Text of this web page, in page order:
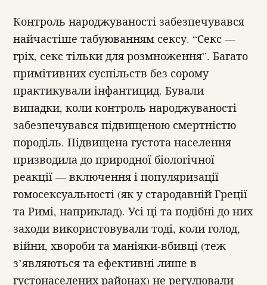
Контроль народжуваності забезпечувався
найчастіше табуюванням сексу. “Секс —
гріх, секс тільки для розмноження”. Багато
примітивних суспільств без сорому
практикували інфантицид. Бували
випадки, коли контроль народжуваності
забезпечувався підвищеною смертністю
породіль. Підвищена густота населення
призводила до природної біологічної
реакції — включення і популяризації
гомосексуальності (як у стародавній Греції
та Римі, наприклад). Усі ці та подібні до них
заходи використовували тоді, коли голод,
війни, хвороби та маніяки-вбивці (теж
з’являються та ефективні лише в
густонаселених районах) не регулювали